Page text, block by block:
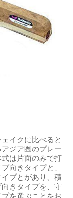
イクに比べると
ジア圏のプレー
は片面のみで打
向きタイプと、
プとがあり、積
きタイプを、守
を選ぶことをお